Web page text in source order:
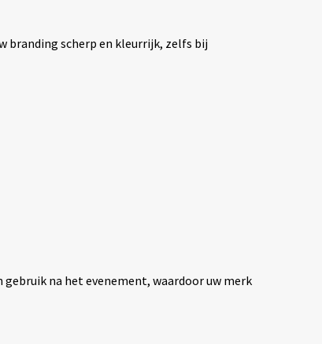
branding scherp en kleurrijk, zelfs bij
na het evenement, waardoor uw merk